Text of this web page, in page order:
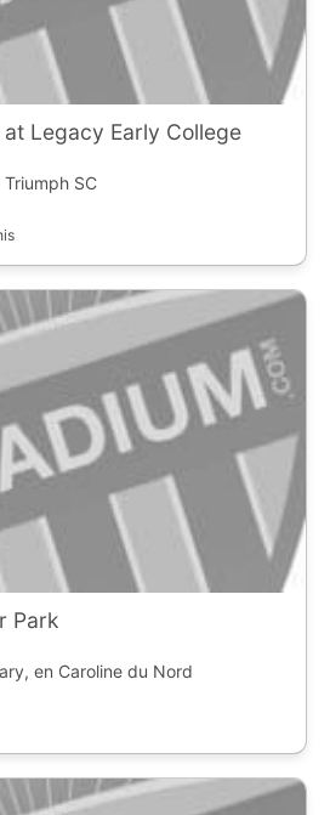
Legacy Early College
SC
Park
en Caroline du Nord